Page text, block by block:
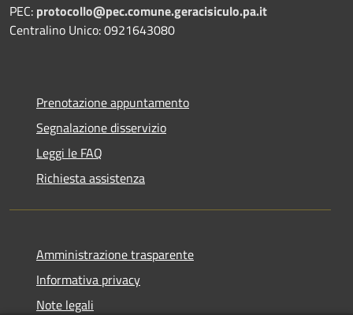
PEC: protocollo@pec.comune.geracisiculo.pa.it
Centralino Unico: 0921643080
Prenotazione appuntamento
Segnalazione disservizio
Leggi le FAQ
Richiesta assistenza
Amministrazione trasparente
Informativa privacy
Note legali